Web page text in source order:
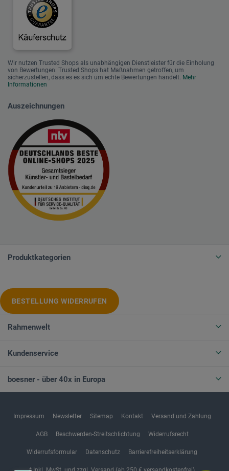
Wir nutzen Trusted Shops als unabhängigen Dienstleister für die Einholung
von Bewertungen. Trusted Shops hat Maßnahmen getroffen, um
sicherzustellen, dass es es sich um echte Bewertungen handelt. Mehr
Informationen
Auszeichnungen
Produktkategorien
BESTELLUNG WIDERRUFEN
Rahmenwelt
Kundenservice
boesner - über 40x in Europa
Impressum Newsletter Sitemap Kontakt Versand und Zahlung
AGB Beschwerden-Streitschlichtung Widerrufsrecht
Widerrufsformular Datenschutz Barrierefreiheitserklärung